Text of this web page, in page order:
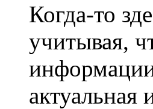
Когда-то
учитывая,